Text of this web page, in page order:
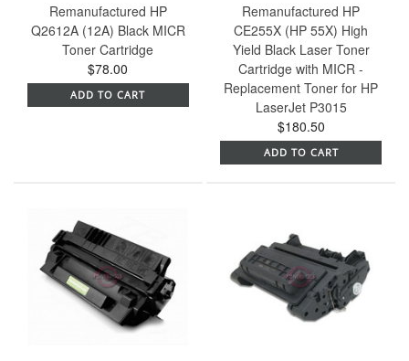
Remanufactured HP
Q2612A (12A) Black MICR
Toner Cartridge
$78.00
ADD TO CART
Remanufactured HP
CE255X (HP 55X) High
Yield Black Laser Toner
Cartridge with MICR -
Replacement Toner for HP
LaserJet P3015
$180.50
ADD TO CART